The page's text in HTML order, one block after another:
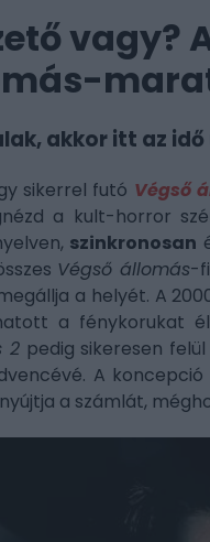
vagy?
akkor itt az
sikerrel futó Végső
a kult-horror
szinkronosan
Végső állomás-
a helyét. A
a fénykorukat
2 pedig sikeresen
A
a számlát,